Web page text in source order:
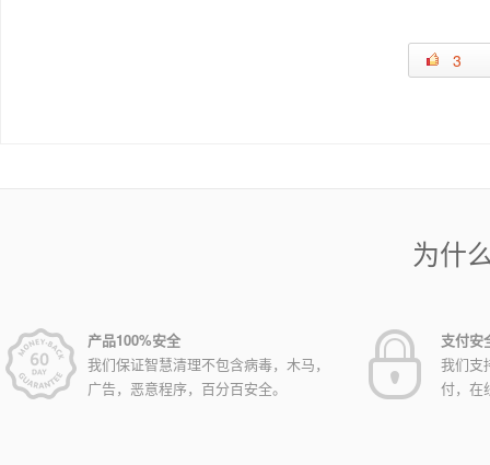
3
为什
产品100%安全
我们保证智慧清理不包含病毒，木马，
广告，恶意程序，百分百安全。
支付安
我们支
付，在